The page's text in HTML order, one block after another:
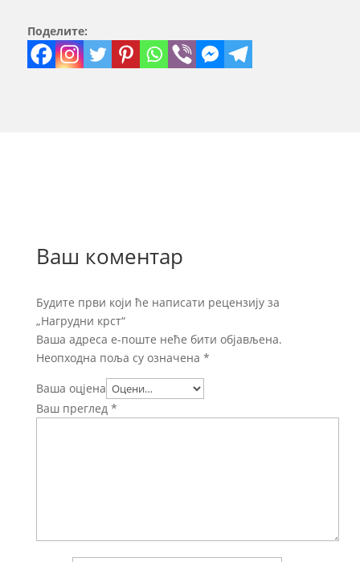
Поделите:
Ваш коментар
Будите први који ће написати рецензију за
„Нагрудни крст“
Ваша адреса е-поште неће бити објављена.
Неопходна поља су означена *
Ваша оцјена
Ваш преглед *